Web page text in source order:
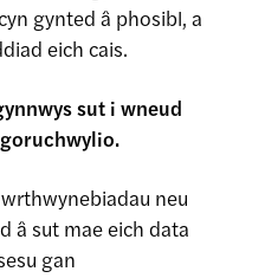
gynted â phosibl, a
eich cais.
sut i wneud
neu
â sut mae eich data
gan